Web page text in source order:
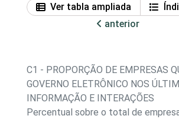
Ver tabla ampliada
anterior
C1 - PROPORÇÃO DE EMPRESAS
GOVERNO ELETRÔNICO NOS
INFORMAÇÃO E INTERAÇÕES
Percentual sobre o total de